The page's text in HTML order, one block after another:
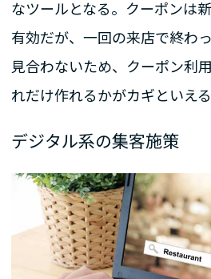
なツールとなる。クーポンは
有効だが、一回の来店で終わ
見合わないため、クーポン利
れだけ作れるかがカギといえる
デジタル系の集客施策